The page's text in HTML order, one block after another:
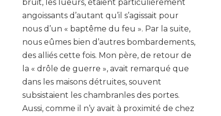
bruit, les lueurs, étaient particulièrement
angoissants d’autant qu’il s’agissait pour
nous d’un « baptême du feu ». Par la suite,
nous eûmes bien d’autres bombardements,
des alliés cette fois. Mon père, de retour de
la « drôle de guerre », avait remarqué que
dans les maisons détruites, souvent
subsistaient les chambranles des portes.
Aussi, comme il n’y avait à proximité de chez